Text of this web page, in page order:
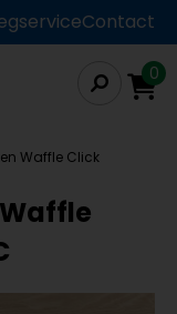
Contact
0
Waffle Click